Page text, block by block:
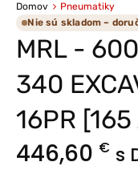
Domov
Pneumatiky
Nie sú skladom –
MRL -
340
16PR
446,60 € s